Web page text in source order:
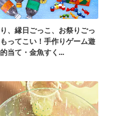
、縁日ごっこ、お祭りごっ
ってこい！手作りゲーム遊
当て・金魚すく...